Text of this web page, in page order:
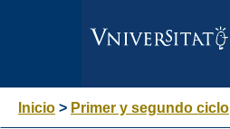
Inicio > Primer y segundo ciclo